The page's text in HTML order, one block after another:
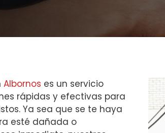
Albornos es un servicio
rápidas y efectivas para
Ya sea que se te haya
esté dañada o